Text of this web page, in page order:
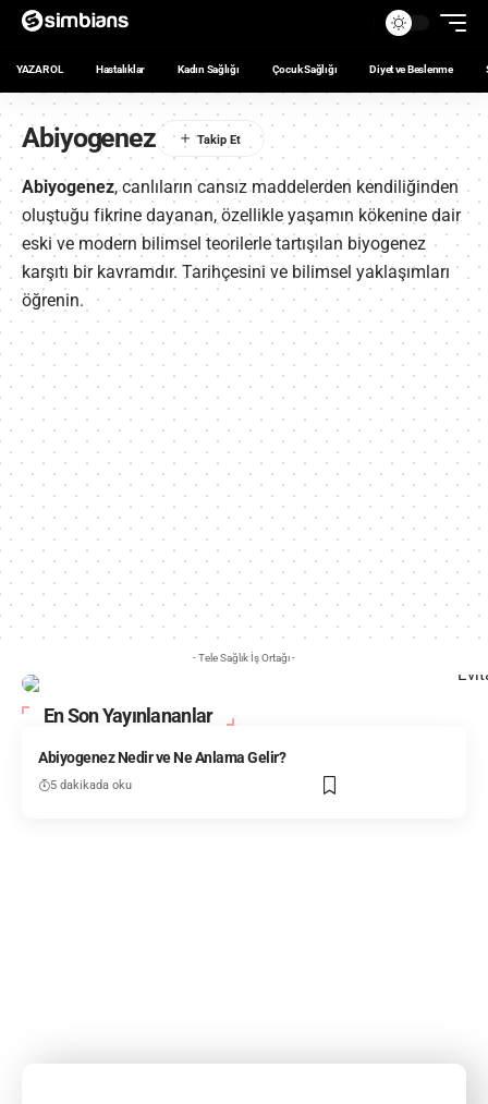
YAZAR OL Hastalıklar Kadın Sağlığı Çocuk Sağlığı Diyet ve Beslenme
Abiyogenez
Abiyogenez, canlıların cansız maddelerden kendiliğinden
oluştuğu fikrine dayanan, özellikle yaşamın kökenine dair
eski ve modern bilimsel teorilerle tartışılan biyogenez
karşıtı bir kavramdır. Tarihçesini ve bilimsel yaklaşımları
öğrenin.
- Tele Sağlık İş Ortağı -
En Son Yayınlananlar
Abiyogenez Nedir ve Ne Anlama Gelir?
5 dakikada oku